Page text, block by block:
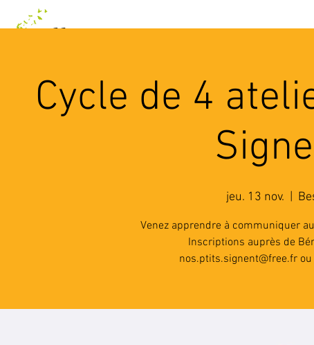
Cycle de 4
jeu. 13 nov.
Venez apprendre à communiquer
Inscriptions auprès de
nos.ptits.signent@free.fr